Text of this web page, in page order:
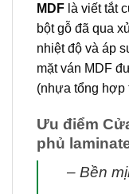
MDF là viết tắt
bột gỗ đã qua
nhiệt độ và áp
mặt ván MDF
(nhựa tổng hợp
Ưu điểm
phủ
– Bền